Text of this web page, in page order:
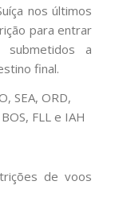
nos últimos
para entrar
a
final.
SEA, ORD,
FLL e IAH
de voos